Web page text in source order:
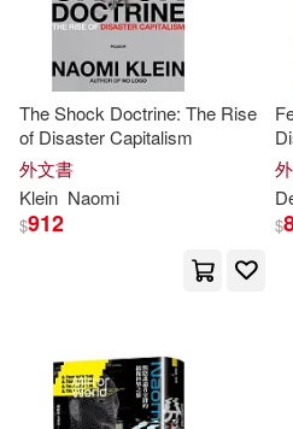
Lavaca Collective/ Klein(1)
Lee(1) Marcos(1)
Michael (EDT)/
Naomi (CON)(1)
Naomi (INT)/ United for a
The Shock Doctrine: The Rise
of Disaster Capitalism
外文書
Klein Naomi
$912 $